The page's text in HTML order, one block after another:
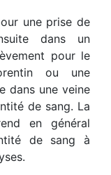
une prise de
dans un
pour le
ou une
dans une veine
de sang. La
en général
de sang à